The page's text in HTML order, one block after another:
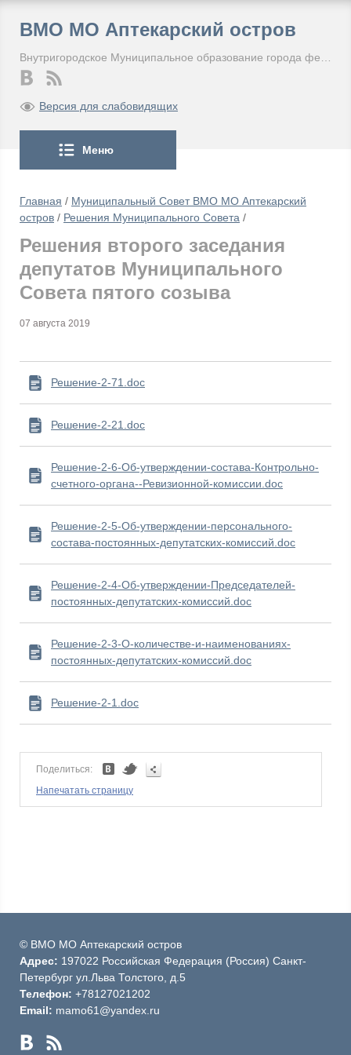
ВМО МО Аптекарский остров
Версия для слабовидящих
Меню
Главная / Муниципальный Совет ВМО МО Аптекарский
остров / Решения Муниципального Совета /
Решения второго заседания
депутатов Муниципального
Совета пятого созыва
07 августа 2019
Решение-2-71.doc
Решение-2-21.doc
Решение-2-6-Об-утверждении-состава-Контрольно-
счетного-органа--Ревизионной-комиссии.doc
Решение-2-5-Об-утверждении-персонального-
состава-постоянных-депутатских-комиссий.doc
Решение-2-4-Об-утверждении-Председателей-
постоянных-депутатских-комиссий.doc
Решение-2-3-О-количестве-и-наименованиях-
постоянных-депутатских-комиссий.doc
Решение-2-1.doc
Поделиться:
Напечатать страницу
© ВМО МО Аптекарский остров
Адрес: 197022 Российская Федерация (Россия) Санкт-
Петербург ул.Льва Толстого, д.5
Телефон: +78127021202
Email: mamo61@yandex.ru